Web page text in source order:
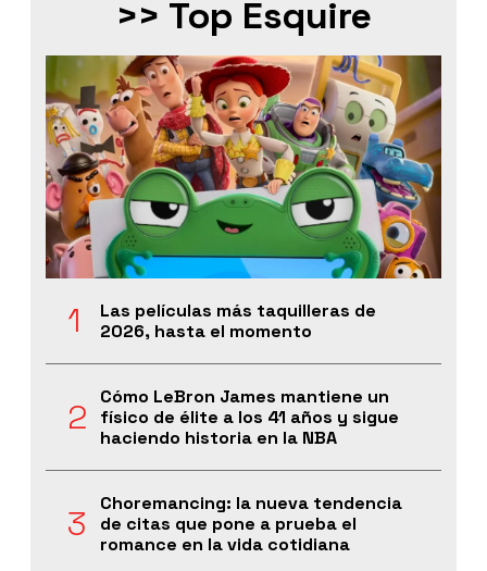
>> Top Esquire
Las películas más taquilleras de
2026, hasta el momento
Cómo LeBron James mantiene un
físico de élite a los 41 años y sigue
haciendo historia en la NBA
Choremancing: la nueva tendencia
de citas que pone a prueba el
romance en la vida cotidiana